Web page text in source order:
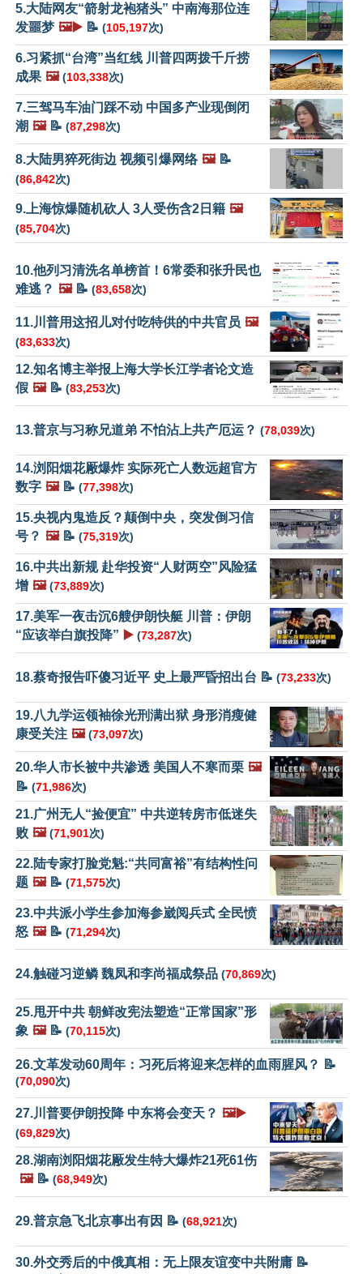
5.大陆网友“箭射龙袍猪头” 中南海那位连
发噩梦 🖼️▶️ 📝 (105,197次)
6.习紧抓“台湾”当红线 川普四两拨千斤捞
成果 🖼️ (103,338次)
7.三驾马车油门踩不动 中国多产业现倒闭
潮 🖼️📝 (87,298次)
8.大陆男猝死街边 视频引爆网络 🖼️📝
(86,842次)
9.上海惊爆随机砍人 3人受伤含2日籍 🖼️
(85,704次)
10.他列习清洗名单榜首！6常委和张升民也
难逃？ 🖼️📝 (83,658次)
11.川普用这招儿对付吃特供的中共官员 🖼️
(83,633次)
12.知名博主举报上海大学长江学者论文造
假 🖼️📝 (83,253次)
13.普京与习称兄道弟 不怕沾上共产厄运？ (78,039次)
14.浏阳烟花厰爆炸 实际死亡人数远超官方
数字 🖼️📝 (77,398次)
15.央视内鬼造反？颠倒中央，突发倒习信
号？ 🖼️📝 (75,319次)
16.中共出新规 赴华投资“人财两空”风险猛
增 🖼️ (73,889次)
17.美军一夜击沉6艘伊朗快艇 川普：伊朗
“应该举白旗投降” ▶️ (73,287次)
18.蔡奇报告吓傻习近平 史上最严昏招出台 📝 (73,233次)
19.八九学运领袖徐光刑满出狱 身形消瘦健
康受关注 🖼️ (73,097次)
20.华人市长被中共渗透 美国人不寒而栗 🖼️
📝 (71,986次)
21.广州无人“捡便宜” 中共逆转房市低迷失
败 🖼️ (71,901次)
22.陆专家打脸党魁:“共同富裕”有结构性问
题 🖼️📝 (71,575次)
23.中共派小学生参加海参崴阅兵式 全民愤
怒 🖼️📝 (71,294次)
24.触碰习逆鳞 魏凤和李尚福成祭品 (70,869次)
25.甩开中共 朝鲜改宪法塑造“正常国家”形
象 🖼️📝 (70,115次)
26.文革发动60周年：习死后将迎来怎样的血雨腥风？ 📝
(70,090次)
27.川普要伊朗投降 中东将会变天？ 🖼️▶️
(69,829次)
28.湖南浏阳烟花厰发生特大爆炸21死61伤
🖼️📝 (68,949次)
29.普京急飞北京事出有因 📝 (68,921次)
30.外交秀后的中俄真相：无上限友谊变中共附庸 📝